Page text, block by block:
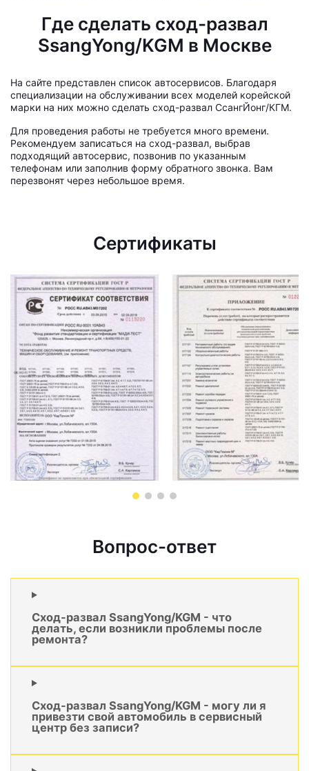
Где сделать сход-развал
SsangYong/KGM в Москве
На сайте представлен список автосервисов. Благодаря
специализации на обслуживании всех моделей корейской
марки на них можно сделать сход-развал СсангЙонг/КГМ.
Для проведения работы не требуется много времени.
Рекомендуем записаться на сход-развал, выбрав
подходящий автосервис, позвонив по указанным
телефонам или заполнив форму обратного звонка. Вам
перезвонят через небольшое время.
Сертификаты
Вопрос-ответ
Сход-развал SsangYong/KGM - что
делать, если возникли проблемы после
ремонта?
Сход-развал SsangYong/KGM - могу ли я
привезти свой автомобиль в сервисный
центр без записи?